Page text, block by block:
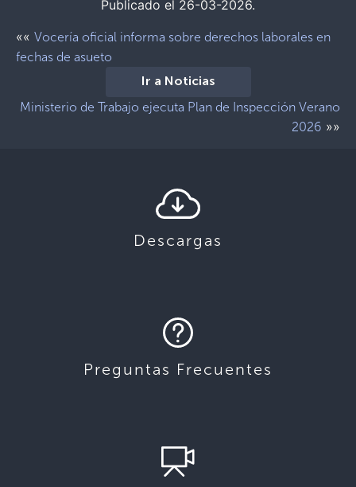
Publicado el 26-03-2026.
«« Vocería oficial informa sobre derechos laborales en
fechas de asueto
Ir a Noticias
Ministerio de Trabajo ejecuta Plan de Inspección Verano
2026 »»
Descargas
Preguntas Frecuentes